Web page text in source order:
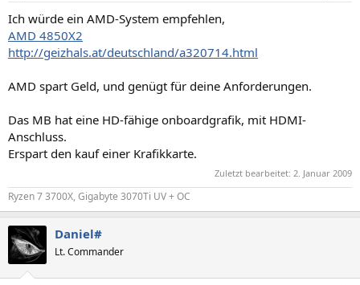
Ich würde ein AMD-System empfehlen,
AMD 4850X2
http://geizhals.at/deutschland/a320714.html
AMD spart Geld, und genügt für deine Anforderungen.
Das MB hat eine HD-fähige onboardgrafik, mit HDMI-
Anschluss.
Erspart den kauf einer Krafikkarte.
Zuletzt bearbeitet: 2. Januar 2009
Ryzen 7 3700X, Gigabyte 3070Ti UV + OC
Daniel#
Lt. Commander